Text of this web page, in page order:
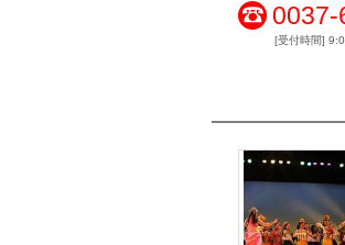
[受付時間]